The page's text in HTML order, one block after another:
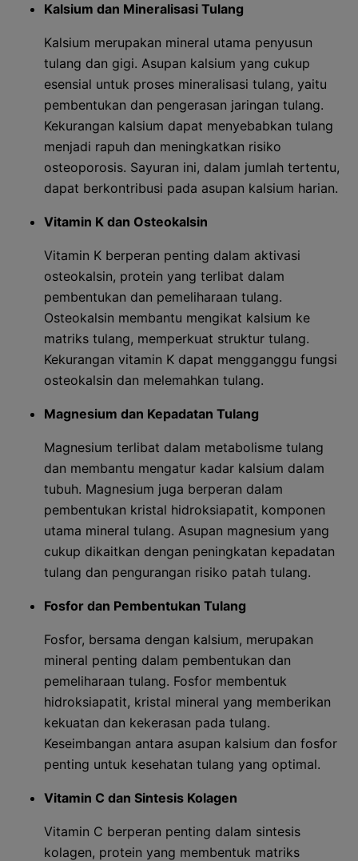
Kalsium dan Mineralisasi Tulang
Kalsium merupakan mineral utama penyusun
tulang dan gigi. Asupan kalsium yang cukup
esensial untuk proses mineralisasi tulang, yaitu
pembentukan dan pengerasan jaringan tulang.
Kekurangan kalsium dapat menyebabkan tulang
menjadi rapuh dan meningkatkan risiko
osteoporosis. Sayuran ini, dalam jumlah tertentu,
dapat berkontribusi pada asupan kalsium harian.
Vitamin K dan Osteokalsin
Vitamin K berperan penting dalam aktivasi
osteokalsin, protein yang terlibat dalam
pembentukan dan pemeliharaan tulang.
Osteokalsin membantu mengikat kalsium ke
matriks tulang, memperkuat struktur tulang.
Kekurangan vitamin K dapat mengganggu fungsi
osteokalsin dan melemahkan tulang.
Magnesium dan Kepadatan Tulang
Magnesium terlibat dalam metabolisme tulang
dan membantu mengatur kadar kalsium dalam
tubuh. Magnesium juga berperan dalam
pembentukan kristal hidroksiapatit, komponen
utama mineral tulang. Asupan magnesium yang
cukup dikaitkan dengan peningkatan kepadatan
tulang dan pengurangan risiko patah tulang.
Fosfor dan Pembentukan Tulang
Fosfor, bersama dengan kalsium, merupakan
mineral penting dalam pembentukan dan
pemeliharaan tulang. Fosfor membentuk
hidroksiapatit, kristal mineral yang memberikan
kekuatan dan kekerasan pada tulang.
Keseimbangan antara asupan kalsium dan fosfor
penting untuk kesehatan tulang yang optimal.
Vitamin C dan Sintesis Kolagen
Vitamin C berperan penting dalam sintesis
kolagen, protein yang membentuk matriks